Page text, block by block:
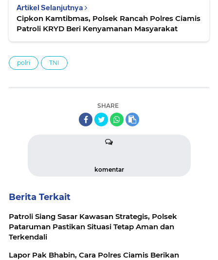
Artikel Selanjutnya
Cipkon Kamtibmas, Polsek Rancah Polres Ciamis
Patroli KRYD Beri Kenyamanan Masyarakat
polri TNI
SHARE
komentar
Berita Terkait
Patroli Siang Sasar Kawasan Strategis, Polsek
Pataruman Pastikan Situasi Tetap Aman dan
Terkendali
Lapor Pak Bhabin, Cara Polres Ciamis Berikan